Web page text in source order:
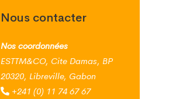
Nous contacter
Nos coordonnées
ESTTM&CO, Cite Damas, BP
20320, Libreville, Gabon
+241 (0) 11 74 67 67